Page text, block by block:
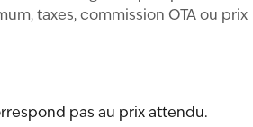
taxes, commission OTA ou prix
pas au prix attendu.